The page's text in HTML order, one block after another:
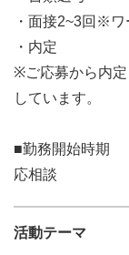
・面接2~3回※
・内定
※ご応募から内
しています。
■勤務開始時期
応相談
活動テーマ